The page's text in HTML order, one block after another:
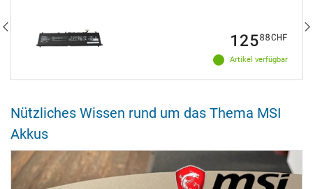
Artikel verfügbar
12588CHF
Nützliches Wissen rund um das Thema MSI
Akkus